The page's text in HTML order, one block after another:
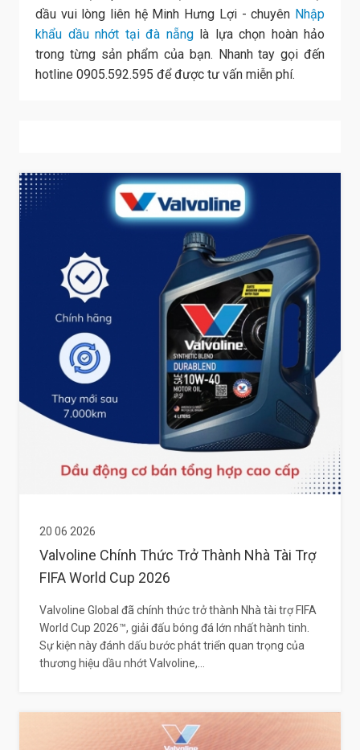
dầu vui lòng liên hệ Minh Hưng Lợi - chuyên Nhập
khẩu dầu nhớt tại đà nẵnglà lựa chọn hoàn hảo
trong từng sản phẩm của bạn. Nhanh tay gọi đến
hotline 0905.592.595 để được tư vấn miễn phí.
20 06 2026
Valvoline Chính Thức Trở Thành Nhà Tài Trợ
FIFA World Cup 2026
Valvoline Global đã chính thức trở thành Nhà tài trợ FIFA
World Cup 2026™, giải đấu bóng đá lớn nhất hành tinh.
Sự kiện này đánh dấu bước phát triển quan trọng của
thương hiệu dầu nhớt Valvoline,...